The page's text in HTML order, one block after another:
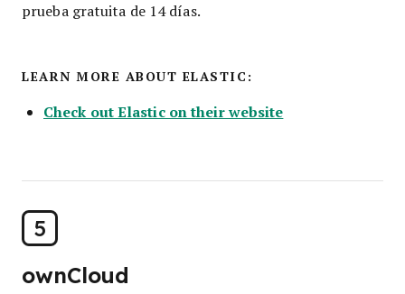
prueba gratuita de 14 días.
LEARN MORE ABOUT ELASTIC:
Check out Elastic on their website
5
ownCloud